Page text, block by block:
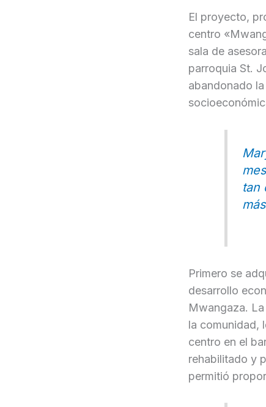
El proyecto,
centro
sala de
parroquia St.
abandonado
tan
Primero se
desarrollo
Mwangaza.
la comunidad,
centro en el
rehabilitado y
permitió